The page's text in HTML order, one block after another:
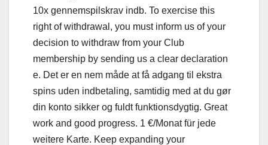
10x gennemspilskrav indb. To exercise this
right of withdrawal, you must inform us of your
decision to withdraw from your Club
membership by sending us a clear declaration
e. Det er en nem måde at få adgang til ekstra
spins uden indbetaling, samtidig med at du gør
din konto sikker og fuldt funktionsdygtig. Great
work and good progress. 1 €/Monat für jede
weitere Karte. Keep expanding your